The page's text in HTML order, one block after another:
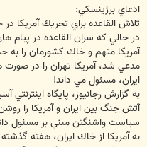
ت
ادعاي برژينسكي:
تلاش القاعده براي تحريك آمريكا در
در حالي كه سران القاعده در پيام
آمريكا متهم و خاك كشورمان را به
مدعي شد، آمريكا تهران را در صورت
ايران، مسئول مي داند!
به گزارش رجانيوز، پايگاه اينترنتي
آتش جنگ بين ايران و آمريكا را
سياست واشنگتن مبني بر مسئول
به آمريكا از خاك ايران، هفته